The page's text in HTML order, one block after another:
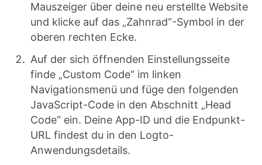
Mauszeiger über deine neu erstellte Website
und klicke auf das „Zahnrad“-Symbol in der
oberen rechten Ecke.
Auf der sich öffnenden Einstellungsseite
finde „Custom Code“ im linken
Navigationsmenü und füge den folgenden
JavaScript-Code in den Abschnitt „Head
Code“ ein. Deine App-ID und die Endpunkt-
URL findest du in den Logto-
Anwendungsdetails.